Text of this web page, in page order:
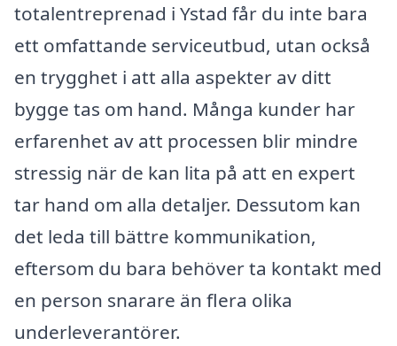
totalentreprenad i Ystad får du inte bara
ett omfattande serviceutbud, utan också
en trygghet i att alla aspekter av ditt
bygge tas om hand. Många kunder har
erfarenhet av att processen blir mindre
stressig när de kan lita på att en expert
tar hand om alla detaljer. Dessutom kan
det leda till bättre kommunikation,
eftersom du bara behöver ta kontakt med
en person snarare än flera olika
underleverantörer.